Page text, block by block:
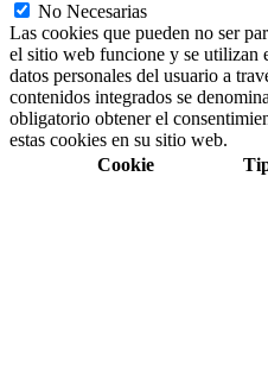
No Necesarias
Las cookies que pueden no ser
el sitio web funcione y se utilizan
datos personales del usuario a
contenidos integrados se
obligatorio obtener el
estas cookies en su sitio web.
Cookie